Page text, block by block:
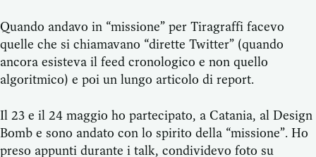
Quando andavo in “missione” per Tiragraffi facevo
quelle che si chiamavano “dirette Twitter” (quando
ancora esisteva il feed cronologico e non quello
algoritmico) e poi un lungo articolo di report.
Il 23 e il 24 maggio ho partecipato, a Catania, al Design
Bomb e sono andato con lo spirito della “missione”. Ho
preso appunti durante i talk, condividevo foto su